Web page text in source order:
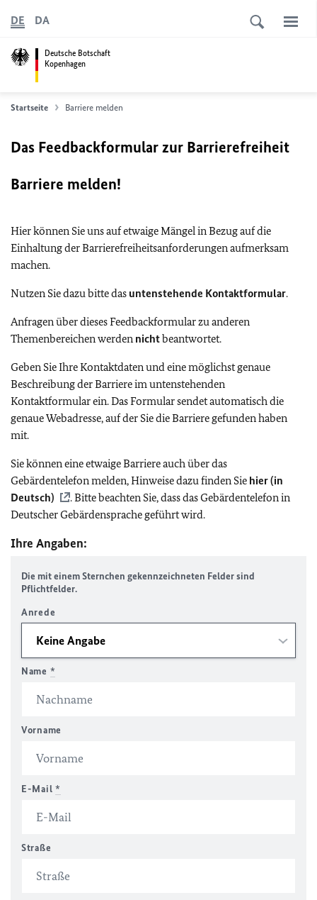
Deutsche Botschaft
Kopenhagen
DE DA
Startseite Barriere melden
Das Feedbackformular zur Barrierefreiheit
Barriere melden!
Hier können Sie uns auf etwaige Mängel in Bezug auf die
Einhaltung der Barrierefreiheitsanforderungen aufmerksam
machen.
Nutzen Sie dazu bitte das untenstehende Kontaktformular.
Anfragen über dieses Feedbackformular zu anderen
Themenbereichen werden nichtbeantwortet.
Geben Sie Ihre Kontaktdaten und eine möglichst genaue
Beschreibung der Barriere im untenstehenden
Kontaktformular ein. Das Formular sendet automatisch die
genaue Webadresse, auf der Sie die Barriere gefunden haben
mit.
Sie können eine etwaige Barriere auch über das
Gebärdentelefon melden, Hinweise dazu finden Sie hier (in
Deutsch)
. Bitte beachten Sie, dass das Gebärdentelefon in
Deutscher Gebärdensprache geführt wird.
Ihre Angaben:
Die mit einem Sternchen gekennzeichneten Felder sind
Pflichtfelder.
Anrede
Name *
Vorname
E-Mail *
Straße